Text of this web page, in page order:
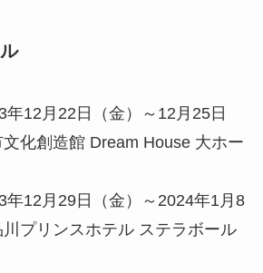
年12月22日（金）～12月25日
化創造館 Dream House 大ホー
年12月29日（金）～2024年1月8
プリンスホテル ステラボール